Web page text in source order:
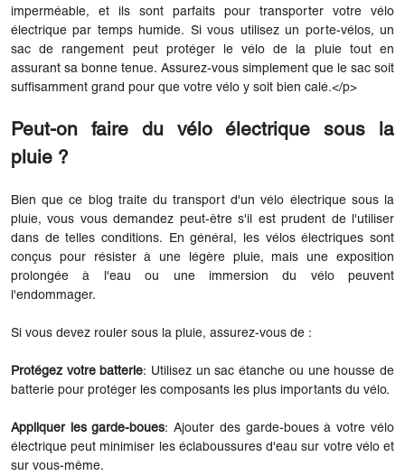
imperméable, et ils sont parfaits pour transporter votre vélo
électrique par temps humide. Si vous utilisez un porte-vélos, un
sac de rangement peut protéger le vélo de la pluie tout en
assurant sa bonne tenue. Assurez-vous simplement que le sac soit
suffisamment grand pour que votre vélo y soit bien calé.</p>
Peut-on faire du vélo électrique sous la
pluie ?
Bien que ce blog traite du transport d'un vélo électrique sous la
pluie, vous vous demandez peut-être s'il est prudent de l'utiliser
dans de telles conditions. En général, les vélos électriques sont
conçus pour résister à une légère pluie, mais une exposition
prolongée à l'eau ou une immersion du vélo peuvent
l'endommager.
Si vous devez rouler sous la pluie, assurez-vous de :
Protégez votre batterie: Utilisez un sac étanche ou une housse de
batterie pour protéger les composants les plus importants du vélo.
Appliquer les garde-boues: Ajouter des garde-boues à votre vélo
électrique peut minimiser les éclaboussures d'eau sur votre vélo et
sur vous-même.